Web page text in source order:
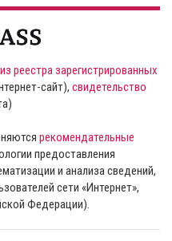
реестра зарегистрированных
сайт), свидетельство
рекомендательные
предоставления
и анализа сведений,
сети «Интернет»,
Федерации).